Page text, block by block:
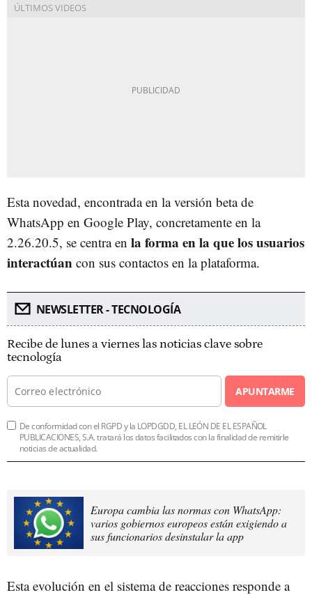
Esta novedad, encontrada en la versión beta de
WhatsApp en Google Play, concretamente en la
2.26.20.5, se centra en la forma en la que los usuarios
interactúan con sus contactos en la plataforma.
NEWSLETTER - TECNOLOGÍA
Recibe de lunes a viernes las noticias clave sobre
tecnología
APUNTARME
De conformidad con el RGPD y la LOPDGDD, EL LEÓN DE EL ESPAÑOL
PUBLICACIONES, S.A. tratará los datos facilitados con la finalidad de remitirle
noticias de actualidad.
Europa cambia las normas con WhatsApp:
varios gobiernos europeos están exigiendo a
sus funcionarios desinstalar la app
Esta evolución en el sistema de reacciones responde a